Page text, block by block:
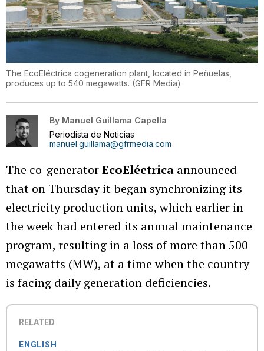
The EcoEléctrica cogeneration plant, located in Peñuelas,
produces up to 540 megawatts. (GFR Media)
By Manuel Guillama Capella
Periodista de Noticias
manuel.guillama@gfrmedia.com
The co-generatorEcoEléctrica announced
that on Thursday it began synchronizing its
electricity production units, which earlier in
the week had entered its annual maintenance
program, resulting in a loss of more than 500
megawatts (MW), at a time when the country
is facing daily generation deficiencies.
RELATED
ENGLISH